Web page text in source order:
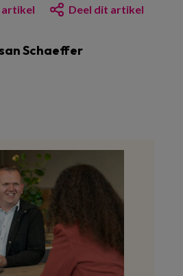
artikel Deel dit artikel
Schaeffer